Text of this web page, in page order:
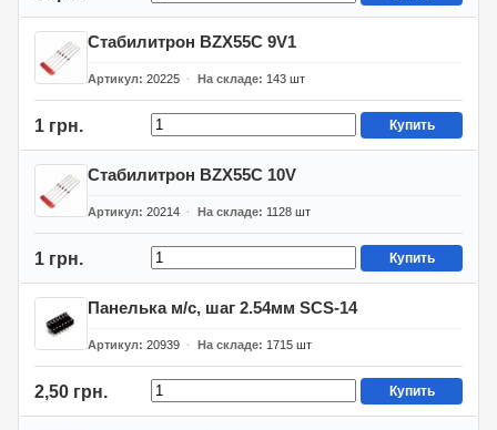
Стабилитрон BZX55C 9V1
Артикул 20225 На складе 143 шт
1 грн. Купить
Стабилитрон BZX55C 10V
Артикул 20214 На складе 1128 шт
1 грн. Купить
Панелька м/с, шаг 2.54мм SCS-14
Артикул 20939 На складе 1715 шт
2,50 грн. Купить